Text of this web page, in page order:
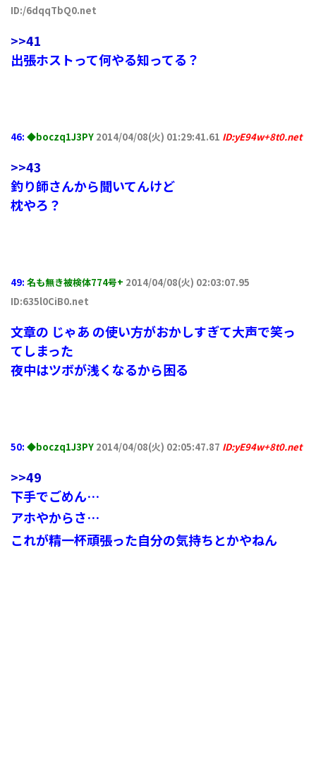
ID:/6dqqTbQ0.net
>>41
出張ホストって何やる知ってる？
46: ◆boczq1J3PY 2014/04/08(火) 01:29:41.61 ID:yE94w+8t0.net
>>43
釣り師さんから聞いてんけど
枕やろ？
49: 名も無き被検体774号+ 2014/04/08(火) 02:03:07.95
ID:635l0CiB0.net
文章の じゃあ の使い方がおかしすぎて大声で笑っ
てしまった
夜中はツボが浅くなるから困る
50: ◆boczq1J3PY 2014/04/08(火) 02:05:47.87 ID:yE94w+8t0.net
>>49
下手でごめん…
アホやからさ…
これが精一杯頑張った自分の気持ちとかやねん